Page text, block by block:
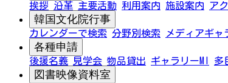
挨拶 沿革 主要活動 利用案内 施設案内 ア
韓国文化院行事
カレンダーで検索 分野別検索 メディアギャ
各種申請
後援名義 見学会 物品貸出 ギャラリーMI 多
図書映像資料室